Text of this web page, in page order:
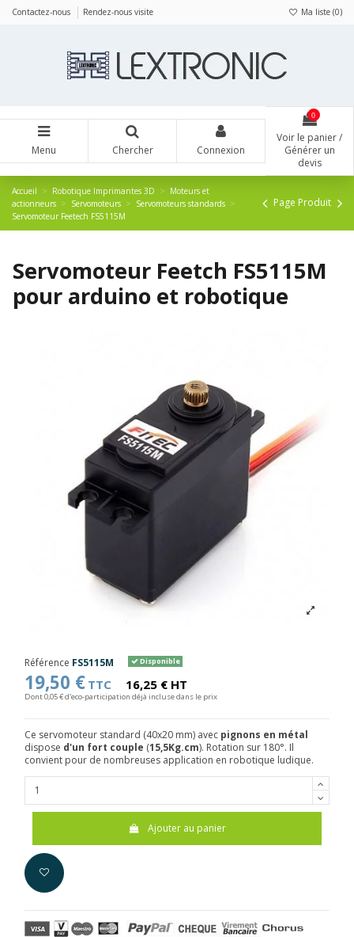
Contactez-nous Rendez-nous visite Ma liste (0)
Menu Chercher Connexion
0
Voir le panier /
Générer un
devis
Accueil Robotique Imprimantes 3D
Moteurs et
actionneurs
Servomoteurs
Servomoteurs standards
Servomoteur Feetech FS5115M
Page Produit
Servomoteur Feetch FS5115M
pour arduino et robotique
Référence FS5115M Disponible
19,50 € TTC 16,25 € HT
Dont 0,05 € d'eco-participation déjà incluse dans le prix
Ce servomoteur standard (40x20 mm) avec pignons en métal
dispose d'un fort couple (15,5Kg.cm). Rotation sur 180°. Il
convient pour de nombreuses application en robotique ludique.
Ajouter au panier
Panneau de gestion des cookies